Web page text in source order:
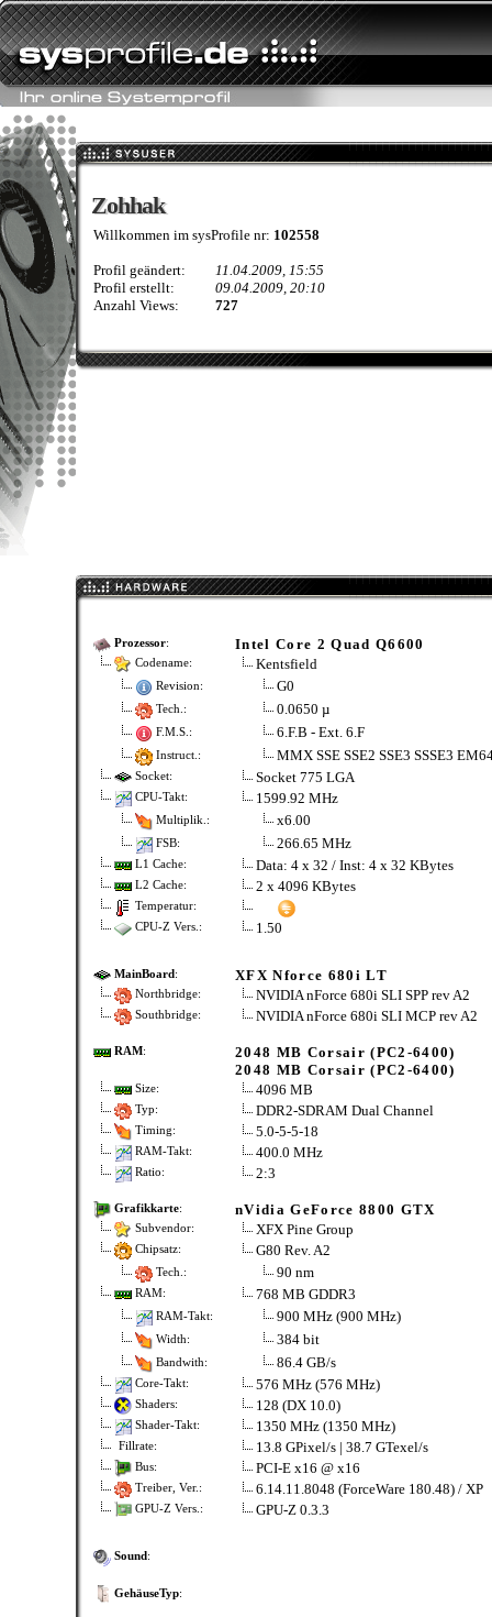
Zohhak
Zohhak
Willkommen im sysProfile nr: 102558
Profil geändert:
11.04.2009, 15:55
Profil erstellt:
09.04.2009, 20:10
Anzahl Views:
727
Prozessor: Intel Core 2 Quad Q6600
Codename: Kentsfield
Revision: G0
Tech.: 0.0650 µ
F.M.S.: 6.F.B - Ext. 6.F
Instruct.: MMX SSE SSE2 SSE3 SSSE3
Socket: Socket 775 LGA
CPU-Takt: 1599.92 MHz
Multiplik.: x6.00
FSB: 266.65 MHz
L1 Cache: Data: 4 x 32 / Inst: 4 x 32 KBytes
L2 Cache: 2 x 4096 KBytes
Temperatur:
CPU-Z Vers.:
1.50
MainBoard: XFX Nforce 680i LT
Northbridge: NVIDIA nForce 680i SLI SPP rev A2
Southbridge: NVIDIA nForce 680i SLI MCP rev A2
RAM:
2048 MB Corsair (PC2-6400)
2048 MB Corsair (PC2-6400)
Size: 4096 MB
Typ: DDR2-SDRAM Dual Channel
Timing: 5.0-5-5-18
RAM-Takt: 400.0 MHz
Ratio: 2:3
Grafikkarte: nVidia GeForce 8800 GTX
Subvendor: XFX Pine Group
Chipsatz: G80 Rev. A2
Tech.: 90 nm
RAM: 768 MB GDDR3
RAM-Takt: 900 MHz (900 MHz)
Width: 384 bit
Bandwith: 86.4 GB/s
Core-Takt: 576 MHz (576 MHz)
Shaders: 128 (DX 10.0)
Shader-Takt: 1350 MHz (1350 MHz)
Fillrate: 13.8 GPixel/s | 38.7 GTexel/s
Bus: PCI-E x16 @ x16
Treiber, Ver.: 6.14.11.8048 (ForceWare 180.48) / XP
GPU-Z Vers.: GPU-Z 0.3.3
Sound:
GehäuseTyp: